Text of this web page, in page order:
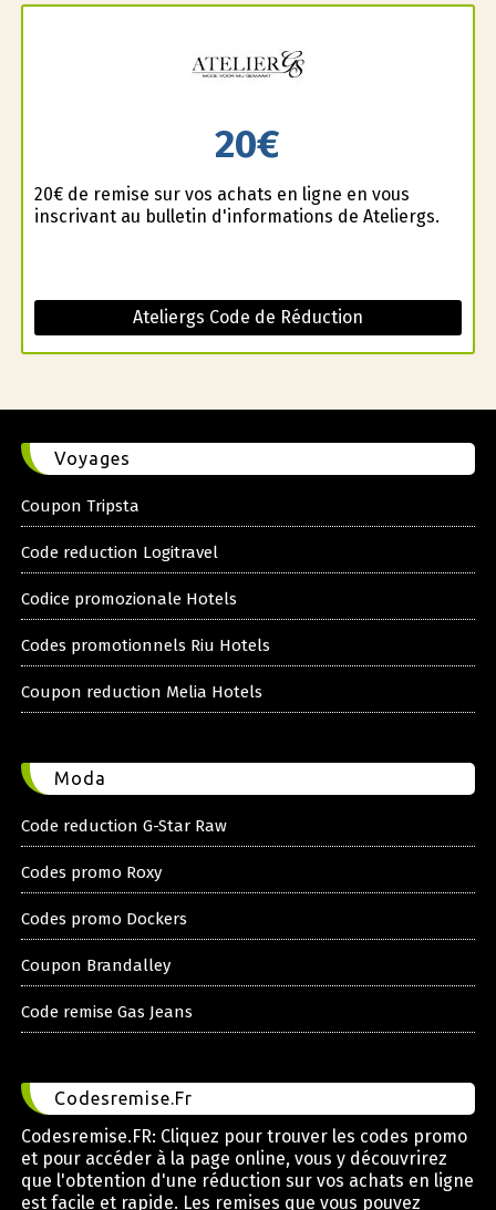
20€
20€ de remise sur vos achats en ligne en vous
inscrivant au bulletin d'informations de Ateliergs.
Ateliergs Code de Réduction
Voyages
Coupon Tripsta
Code reduction Logitravel
Codice promozionale Hotels
Codes promotionnels Riu Hotels
Coupon reduction Melia Hotels
Moda
Code reduction G-Star Raw
Codes promo Roxy
Codes promo Dockers
Coupon Brandalley
Code remise Gas Jeans
Codesremise.Fr
Codesremise.FR: Cliquez pour trouver les codes promo
et pour accéder à la page online, vous y découvrirez
que l'obtention d'une réduction sur vos achats en ligne
est facile et rapide. Les remises que vous pouvez